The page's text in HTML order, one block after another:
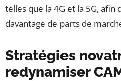
telles que la 4G et la 5G, afin
davantage de parts de
Stratégies
redynamiser